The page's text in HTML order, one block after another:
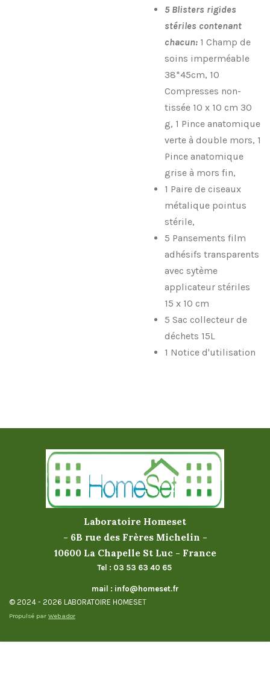
5 Blisters rigides
stériles contenant
chacun: 1 Champ de
soins imperméable
38*45cm, 10
Compresses non-
tissée 10 x 10 cm 30
g, 1 Pince anatomique
verte à double mors, 1
Pince anatomique
grise à mors fin,
1 Paire de ciseaux
métalique pointus
stérile,
5 Pansements film
adhésifs transparents
avec sytème
applicateur stériles
15 x 10 cm
5 Sac collecteur de
déchets 15L
1 Notice d'utilisation
Laboratoire Homeset
- 6B rue des Frères Michelin -
10600 La Chapelle St Luc - France
Tel : 03 53 63 40 65
mail : info@homeset.fr
© 2024 - 2026 LABORATOIRE HOMESET
Propulsé par Webador